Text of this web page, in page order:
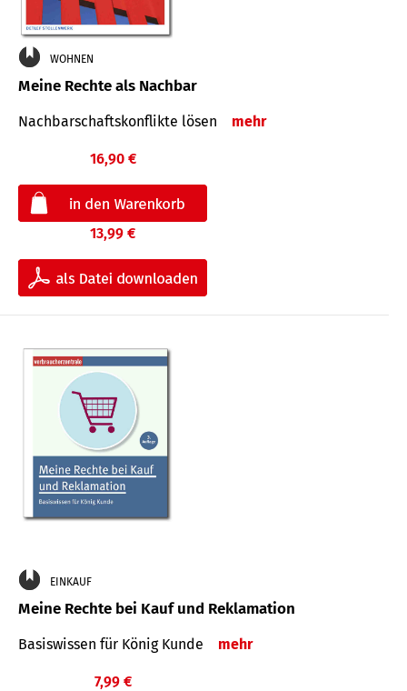
WOHNEN
Meine Rechte als Nachbar
Nach­bar­schafts­konflikte lösen mehr
16,90 €
13,99 €
EINKAUF
Meine Rechte bei Kauf und Reklamation
Basiswissen für König Kunde mehr
7,99 €